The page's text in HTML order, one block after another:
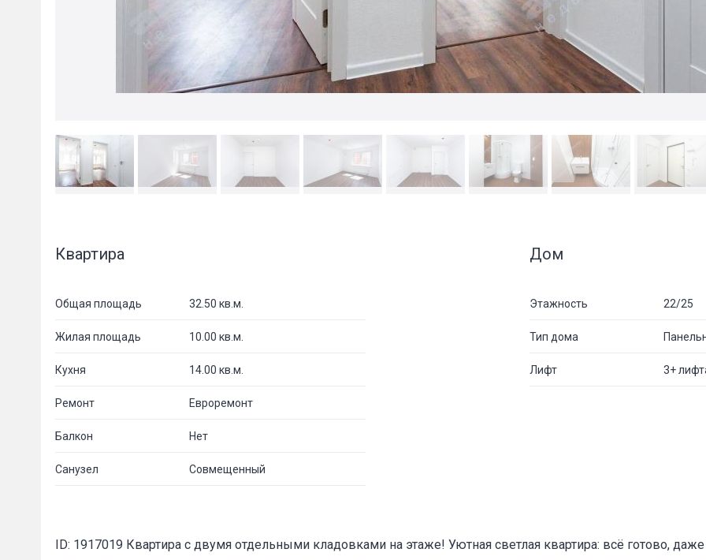
Квартира
Общая площадь 32.50 кв.м.
Жилая площадь 10.00 кв.м.
Кухня 14.00 кв.м.
Ремонт Евроремонт
Балкон Нет
Санузел Совмещенный
Дом
Этажность 22/25
Тип дома
Лифт 3+
ID: 1917019 Квартира с двумя отдельными кладовками на этаже! Уютная светлая квартира: всё готово,